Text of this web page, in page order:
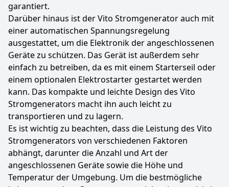
garantiert.
Darüber hinaus ist der Vito Stromgenerator auch mit
einer automatischen Spannungsregelung
ausgestattet, um die Elektronik der angeschlossenen
Geräte zu schützen. Das Gerät ist außerdem sehr
einfach zu betreiben, da es mit einem Starterseil oder
einem optionalen Elektrostarter gestartet werden
kann. Das kompakte und leichte Design des Vito
Stromgenerators macht ihn auch leicht zu
transportieren und zu lagern.
Es ist wichtig zu beachten, dass die Leistung des Vito
Stromgenerators von verschiedenen Faktoren
abhängt, darunter die Anzahl und Art der
angeschlossenen Geräte sowie die Höhe und
Temperatur der Umgebung. Um die bestmögliche